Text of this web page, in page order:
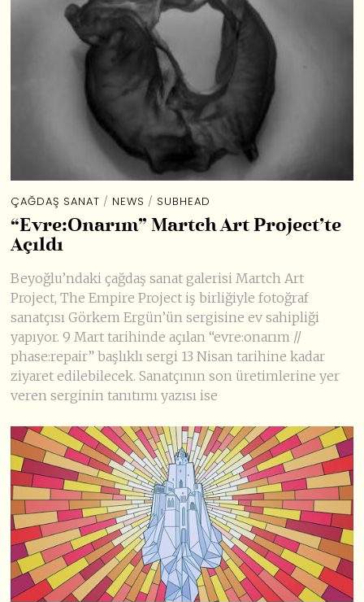
ÇAĞDAŞ SANAT / NEWS / SUBHEAD
“Evre:Onarım” Martch Art Project’te
Açıldı
Beyoğlu’ndaki çağdaş sanat galerisi Martch Art
Project, The Empire Project iş birliğiyle fotoğraf
sanatçısı Görkem Ergün’ün sergisine ev sahipliği
yapıyor. 9 Mart tarihinde açılan “evre:onarım //
phase:repair” başlıklı sergi 13 Nisan tarihine kadar
ziyaret edilebilecek. Sanatçının son üretimlerine yer
veren serginin tanıtımı yazısı ise